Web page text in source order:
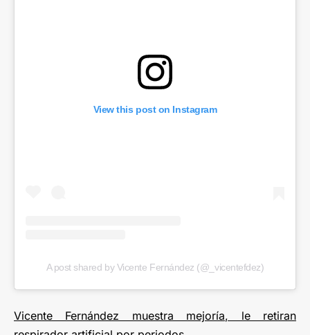
View this post on Instagram
A post shared by Vicente Fernández (@_vicentefdez)
Vicente Fernández muestra mejoría, le retiran